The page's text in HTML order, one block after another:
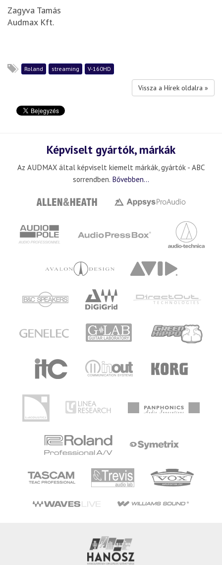
Zagyva Tamás
Audmax Kft.
Roland streaming V-160HD
Vissza a Hírek oldalra »
Képviselt gyártók, márkák
Az AUDMAX által képviselt kiemelt márkák, gyártók - ABC
sorrendben. Bővebben...